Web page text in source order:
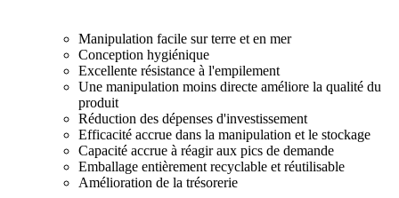
Manipulation facile sur terre et en mer
Conception hygiénique
Excellente résistance à l'empilement
Une manipulation moins directe améliore la qualité du
produit
Réduction des dépenses d'investissement
Efficacité accrue dans la manipulation et le stockage
Capacité accrue à réagir aux pics de demande
Emballage entièrement recyclable et réutilisable
Amélioration de la trésorerie